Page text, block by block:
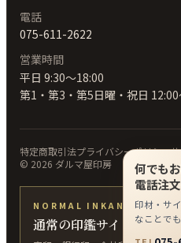
何でも
電話注
印材・サ
なことで
電話
075-611-2622
営業時間
平日 9:30〜18:00
第1・第3・第5日曜・祝日
特定商取引法プライバシーポリシー
© 2026 ダルマ屋印房
NORMAL INKAN
通常の印鑑サイトへ